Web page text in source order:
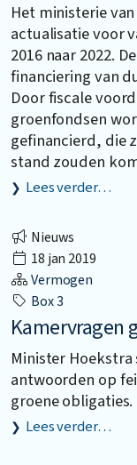
Het ministerie
actualisatie voor
2016 naar 2022.
financiering van
Door fiscale
groenfondsen
gefinancierd, die
stand zouden
Lees verder…
Nieuws
18 jan 2019
Vermogen
Box 3
Kamervragen
Minister
antwoorden op
groene obligaties.
Lees verder…